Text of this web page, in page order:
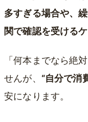
多すぎる場合や、
関で確認を受ける
「何本までなら絶
せんが、 “自分で消
安になります。